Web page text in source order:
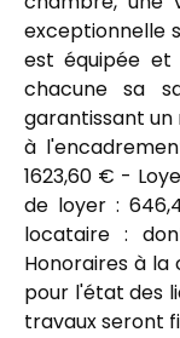
exceptionnelle
est équipée et
chacune sa
garantissant un
à
1623,60 € -
de loyer :
locataire :
Honoraires à
pour l'état des
travaux seront